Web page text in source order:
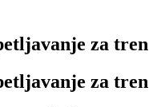
za tren
za tren